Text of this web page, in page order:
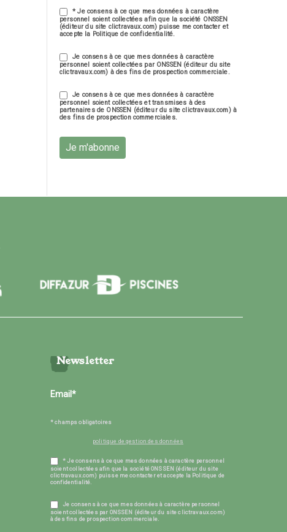
* Je consens à ce que mes données à caractère
personnel soient collectées afin que la société ONSSEN
(éditeur du site clictravaux.com) puisse me contacter et
accepte la Politique de confidentialité.
Je consens à ce que mes données à caractère
personnel soient collectées par ONSSEN (éditeur du site
clictravaux.com) à des fins de prospection commerciale.
Je consens à ce que mes données à caractère
personnel soient collectées et transmises à des
partenaires de ONSSEN (éditeur du site clictravaux.com) à
des fins de prospection commerciales.
Je m'abonne
Newsletter
* champs obligatoires
politique de gestion des données
* Je consens à ce que mes données à caractère personnel
soient collectées afin que la société ONSSEN (éditeur du site
clictravaux.com) puisse me contacter et accepte la Politique de
confidentialité.
Je consens à ce que mes données à caractère personnel
soient collectées par ONSSEN (éditeur du site clictravaux.com)
à des fins de prospection commerciale.